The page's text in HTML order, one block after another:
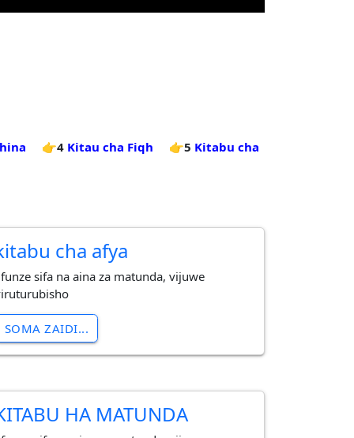
👉4 Kitau cha Fiqh 👉5 Kitabu cha
cha afya
sifa na aina za matunda, vijuwe
SOMA ZAIDI...
HA MATUNDA